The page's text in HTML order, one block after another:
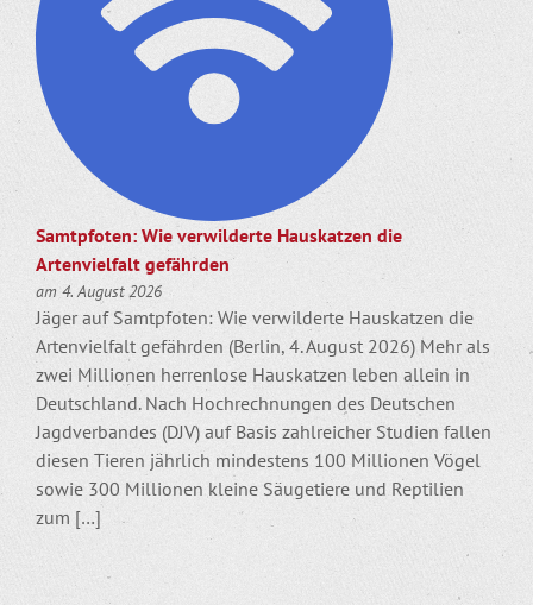
Samtpfoten: Wie verwilderte Hauskatzen die
Artenvielfalt gefährden
am 4. August 2026
Jäger auf Samtpfoten: Wie verwilderte Hauskatzen die
Artenvielfalt gefährden (Berlin, 4. August 2026) Mehr als
zwei Millionen herrenlose Hauskatzen leben allein in
Deutschland. Nach Hochrechnungen des Deutschen
Jagdverbandes (DJV) auf Basis zahlreicher Studien fallen
diesen Tieren jährlich mindestens 100 Millionen Vögel
sowie 300 Millionen kleine Säugetiere und Reptilien
zum […]